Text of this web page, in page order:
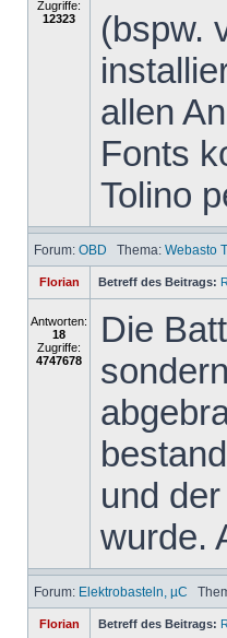
Zugriffe:
12323
(bspw.
allen
Fonts
Tolino
Forum: OBD Thema: Webasto
Florian Betreff des Beitrags:
Antworten:
18
Zugriffe:
4747678
Die
und
wurde.
Forum: Elektrobasteln, µC
Florian Betreff des Beitrags: